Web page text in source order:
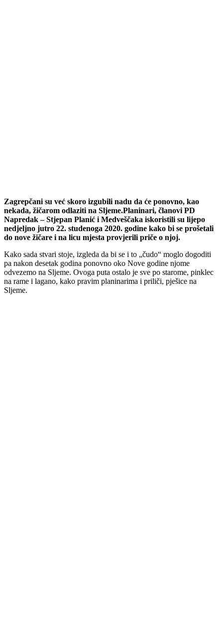
Zagrepčani su već skoro izgubili nadu da će ponovno, kao
nekada, žičarom odlaziti na Sljeme.Planinari, članovi PD
Napredak – Stjepan Planić i Medveščaka iskoristili su lijepo
nedjeljno jutro 22. studenoga 2020. godine kako bi se prošetali
do nove žičare i na licu mjesta provjerili priče o njoj.
Kako sada stvari stoje, izgleda da bi se i to „čudo“ moglo dogoditi
pa nakon desetak godina ponovno oko Nove godine njome
odvezemo na Sljeme. Ovoga puta ostalo je sve po starome, pinklec
na rame i lagano, kako pravim planinarima i priliči, pješice na
Sljeme.